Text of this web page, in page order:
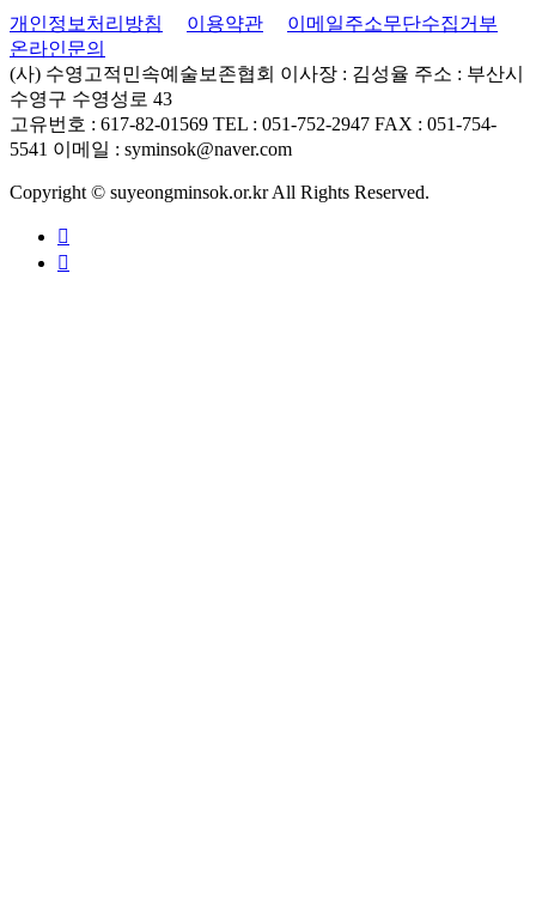
개인정보처리방침 이용약관
이메일주소무단수집거부
온라인문의
(사) 수영고적민속예술보존협회 이사장 : 김성율 주소 : 부산시
수영구 수영성로 43
고유번호 : 617-82-01569 TEL : 051-752-2947 FAX : 051-754-
5541 이메일 : syminsok@naver.com
Copyright © suyeongminsok.or.kr All Rights Reserved.